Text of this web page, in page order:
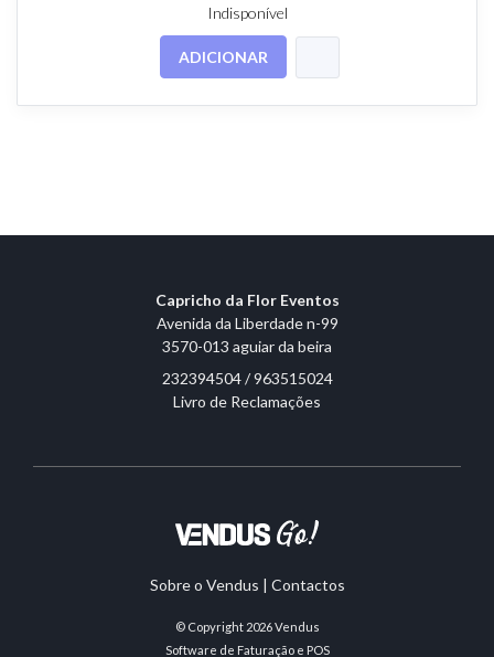
Indisponível
ADICIONAR
Capricho da Flor Eventos
Avenida da Liberdade n-99
3570-013 aguiar da beira
232394504 / 963515024
Livro de Reclamações
Sobre o Vendus | Contactos
© Copyright 2026Vendus
Software de Faturação e POS